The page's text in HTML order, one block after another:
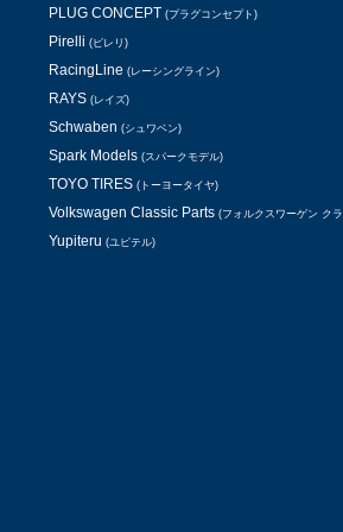
PLUG CONCEPT (プラグコンセプト)
Pirelli (ピレリ)
RacingLine (レーシングライン)
RAYS (レイズ)
Schwaben (シュワベン)
Spark Models (スパークモデル)
TOYO TIRES (トーヨータイヤ)
Volkswagen Classic Parts (フォルクスワーゲン ク
Yupiteru (ユピテル)